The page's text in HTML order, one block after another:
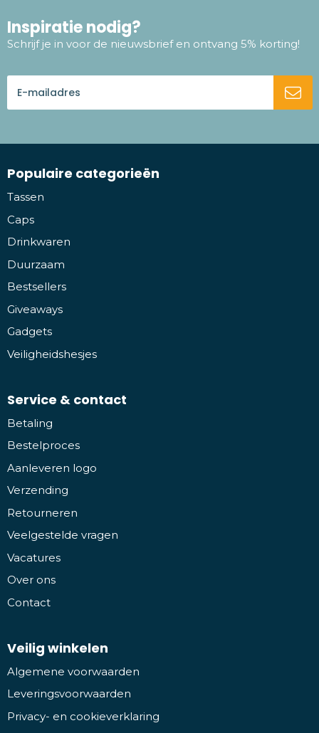
Inspiratie nodig?
Schrijf je in voor de nieuwsbrief en ontvang 5% korting!
Populaire categorieën
Tassen
Caps
Drinkwaren
Duurzaam
Bestsellers
Giveaways
Gadgets
Veiligheidshesjes
Service & contact
Betaling
Bestelproces
Aanleveren logo
Verzending
Retourneren
Veelgestelde vragen
Vacatures
Over ons
Contact
Veilig winkelen
Algemene voorwaarden
Leveringsvoorwaarden
Privacy- en cookieverklaring